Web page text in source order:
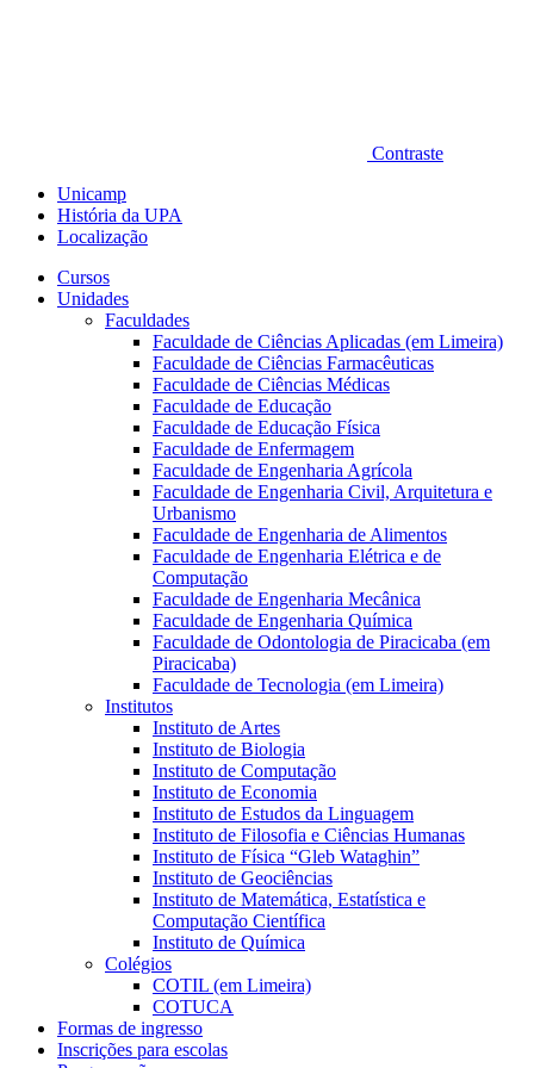
Contraste
Unicamp
História da UPA
Localização
Cursos
Unidades
Faculdades
Faculdade de Ciências Aplicadas (em Limeira)
Faculdade de Ciências Farmacêuticas
Faculdade de Ciências Médicas
Faculdade de Educação
Faculdade de Educação Física
Faculdade de Enfermagem
Faculdade de Engenharia Agrícola
Faculdade de Engenharia Civil, Arquitetura e
Urbanismo
Faculdade de Engenharia de Alimentos
Faculdade de Engenharia Elétrica e de
Computação
Faculdade de Engenharia Mecânica
Faculdade de Engenharia Química
Faculdade de Odontologia de Piracicaba (em
Piracicaba)
Faculdade de Tecnologia (em Limeira)
Institutos
Instituto de Artes
Instituto de Biologia
Instituto de Computação
Instituto de Economia
Instituto de Estudos da Linguagem
Instituto de Filosofia e Ciências Humanas
Instituto de Física “Gleb Wataghin”
Instituto de Geociências
Instituto de Matemática, Estatística e
Computação Científica
Instituto de Química
Colégios
COTIL (em Limeira)
COTUCA
Formas de ingresso
Inscrições para escolas